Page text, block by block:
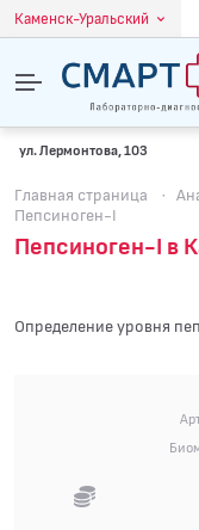
Каменск-Уральский
ул. Лермонтова, 103
Главная страница ·
Пепсиноген-I
Пепсиноген-I в
Определение уровня